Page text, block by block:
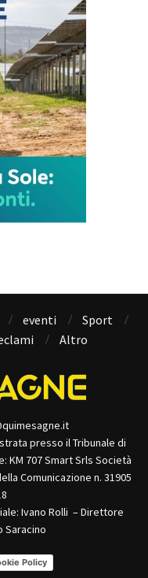
eventi
Sport
Altro
presso il Tribunale di
KM 707 Smart Srls Società
Comunicazione n. 31905
Ivano Rolli – Direttore
Saracino
Policy